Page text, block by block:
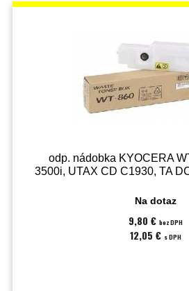
odp. nádobka KYOCERA
3500i, UTAX CD C1930, TA
Na dotaz
9,80 € bez DPH
12,05 € s DPH